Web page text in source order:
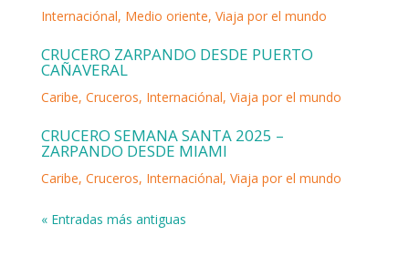
Internaciónal, Medio oriente, Viaja por el mundo
CRUCERO ZARPANDO DESDE PUERTO
CAÑAVERAL
Caribe, Cruceros, Internaciónal, Viaja por el mundo
CRUCERO SEMANA SANTA 2025 –
ZARPANDO DESDE MIAMI
Caribe, Cruceros, Internaciónal, Viaja por el mundo
« Entradas más antiguas